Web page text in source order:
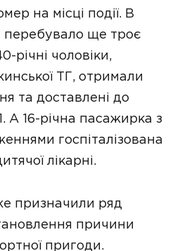
на місці події. В
перебувало ще троє
річні чоловіки,
ТГ, отримали
та доставлені до
А 16-річна пасажирка з
госпіталізована
лікарні.
призначили ряд
причини
пригоди.